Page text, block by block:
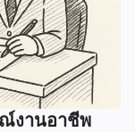
งานอาชีพ